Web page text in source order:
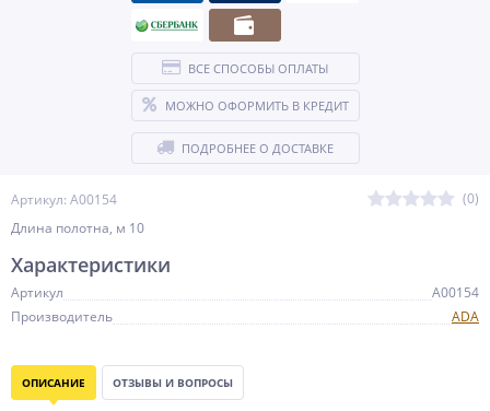
Артикул: А00154
(0)
Длина полотна, м 10
ВСЕ СПОСОБЫ ОПЛАТЫ
МОЖНО ОФОРМИТЬ В КРЕДИТ
ПОДРОБНЕЕ О ДОСТАВКЕ
Характеристики
Артикул
А00154
Производитель
ADA
ОПИСАНИЕ ОТЗЫВЫ И ВОПРОСЫ